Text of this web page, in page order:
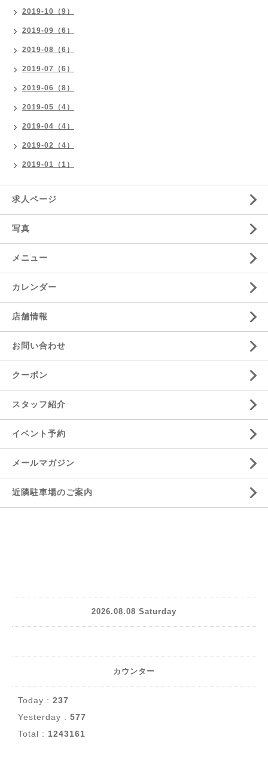
2019-10（9）
2019-09（6）
2019-08（6）
2019-07（6）
2019-06（8）
2019-05（4）
2019-04（4）
2019-02（4）
2019-01（1）
求人ページ
写真
メニュー
カレンダー
店舗情報
お問い合わせ
クーポン
スタッフ紹介
イベント予約
メールマガジン
近隣駐車場のご案内
2026.08.08 Saturday
カウンター
Today : 237
Yesterday : 577
Total : 1243161